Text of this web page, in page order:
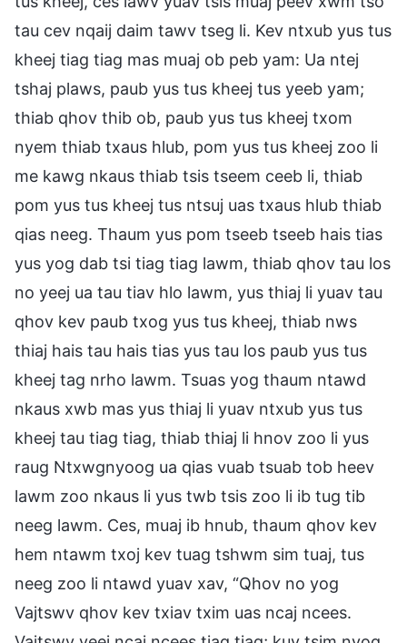
tau cev nqaij daim tawv tseg li. Kev ntxub yus tus
kheej tiag tiag mas muaj ob peb yam: Ua ntej
tshaj plaws, paub yus tus kheej tus yeeb yam;
thiab qhov thib ob, paub yus tus kheej txom
nyem thiab txaus hlub, pom yus tus kheej zoo li
me kawg nkaus thiab tsis tseem ceeb li, thiab
pom yus tus kheej tus ntsuj uas txaus hlub thiab
qias neeg. Thaum yus pom tseeb tseeb hais tias
yus yog dab tsi tiag tiag lawm, thiab qhov tau los
no yeej ua tau tiav hlo lawm, yus thiaj li yuav tau
qhov kev paub txog yus tus kheej, thiab nws
thiaj hais tau hais tias yus tau los paub yus tus
kheej tag nrho lawm. Tsuas yog thaum ntawd
nkaus xwb mas yus thiaj li yuav ntxub yus tus
kheej tau tiag tiag, thiab thiaj li hnov zoo li yus
raug Ntxwgnyoog ua qias vuab tsuab tob heev
lawm zoo nkaus li yus twb tsis zoo li ib tug tib
neeg lawm. Ces, muaj ib hnub, thaum qhov kev
hem ntawm txoj kev tuag tshwm sim tuaj, tus
neeg zoo li ntawd yuav xav, “Qhov no yog
Vajtswv qhov kev txiav txim uas ncaj ncees.